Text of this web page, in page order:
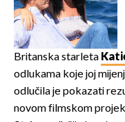
Britanska starleta
odlukama koje joj
odlučila je pokazati
novom filmskom